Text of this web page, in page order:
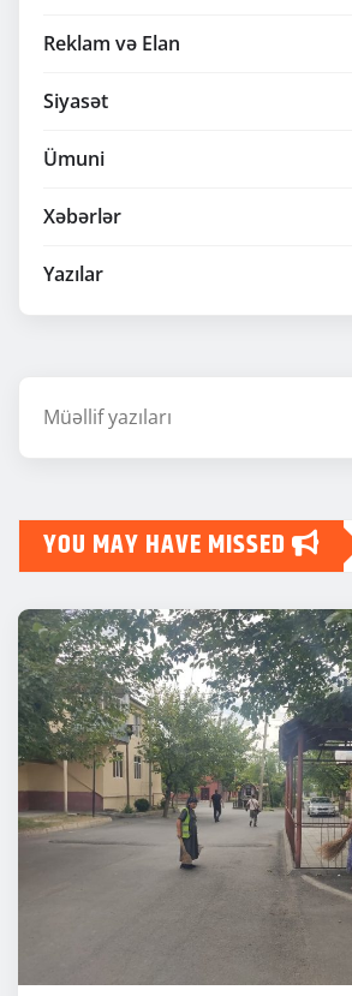
Reklam və Elan
Siyasət
Ümuni
Xəbərlər
Yazılar
Müəllif yazıları
YOU MAY HAVE MISSED